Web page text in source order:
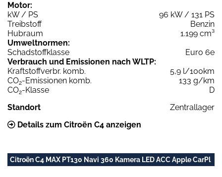
Motor:
kW / PS
96 kW / 131 PS
Treibstoff
Benzin
Hubraum
1.199 cm³
Umweltnormen:
Schadstoffklasse
Euro 6e
Verbrauch und Emissionen nach WLTP:
Kraftstoffverbr. komb.
5,9 l/100km
CO2-Emissionen komb.
133 g/km
CO2-Klasse
D
Standort
Zentrallager
Details zum Citroën C4 anzeigen
Citroën C4 MAX PT130 Navi 360 Kamera LED ACC Apple CarPl